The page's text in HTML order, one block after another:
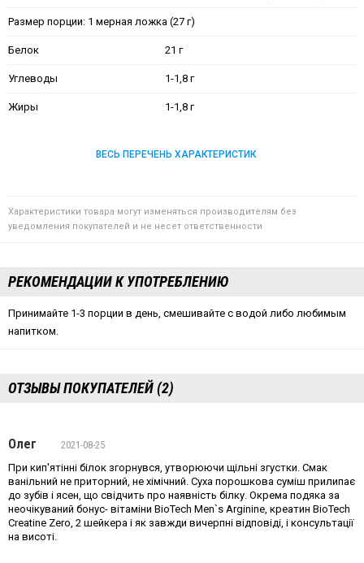
Размер порции: 1 мерная ложка (27 г)
Белок 21 г
Углеводы 1-1,8 г
Жиры 1-1,8 г
ВЕСЬ ПЕРЕЧЕНЬ ХАРАКТЕРИСТИК
Характеристики товара могут изменяться производителям без
уведомления покупателей и не несет ответственности
РЕКОМЕНДАЦИИ К УПОТРЕБЛЕНИЮ
Принимайте 1-3 порции в день, смешивайте с водой либо любимым
напитком.
ОТЗЫВЫ ПОКУПАТЕЛЕЙ (2)
Олег
2021-08-25
При кип'ятінні білок згорнувся, утворюючи щільні згустки. Смак
ванільний не приторний, не хімічний. Суха порошкова суміш прилипає
до зубів і ясен, що свідчить про наявність білку. Окрема подяка за
неочікуваний бонус- вітаміни BioTech Men`s Arginine, креатин BioTech
Creatine Zero, 2 шейкера і як завжди вичерпні відповіді, і консультації
на висоті.